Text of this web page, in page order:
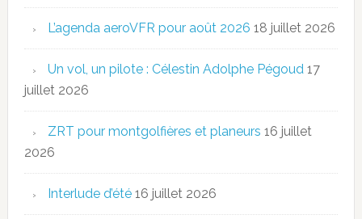
L’agenda aeroVFR pour août 2026 18 juillet 2026
Un vol, un pilote : Célestin Adolphe Pégoud 17
juillet 2026
ZRT pour montgolfières et planeurs 16 juillet
2026
Interlude d’été 16 juillet 2026